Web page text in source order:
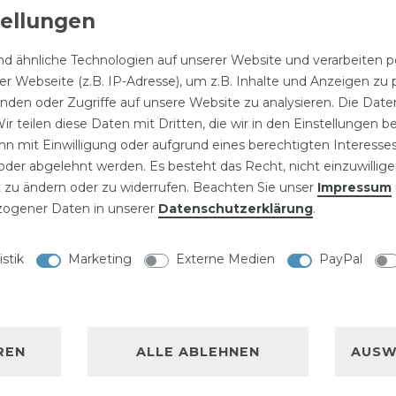
€ *
Duschstange
mit 5
Funktionen
Handbrause
Chrom
"Hidra"
26,99 € *
Bademantelhaken
2er-Set Weiß aus
Metall mit
verdeckter
Befestigung
6,89 € *
2 Stück | 3,44 € / Stück
3
mit
Chrom
"Hidra"
16,29 € *
DATEN
3 Funktionen
ähnliche Technologien auf unserer Website und verarbeiten
Webseite (z.B. IP-Adresse), um z.B. Inhalte und Anzeigen zu
oder Zugriffe auf unsere Website zu analysieren. Die
teilen diese Daten mit Dritten, die wir in den Einstellungen
mit Einwilligung oder aufgrund eines berechtigten
abgelehnt werden. Es besteht das Recht, nicht
ändern oder zu widerrufen. Beachten Sie unser Impressum
Daten in unserer Daten­schutz­erklärung.
Marketing Externe Medien PayPal
ALLE ABLEHNEN